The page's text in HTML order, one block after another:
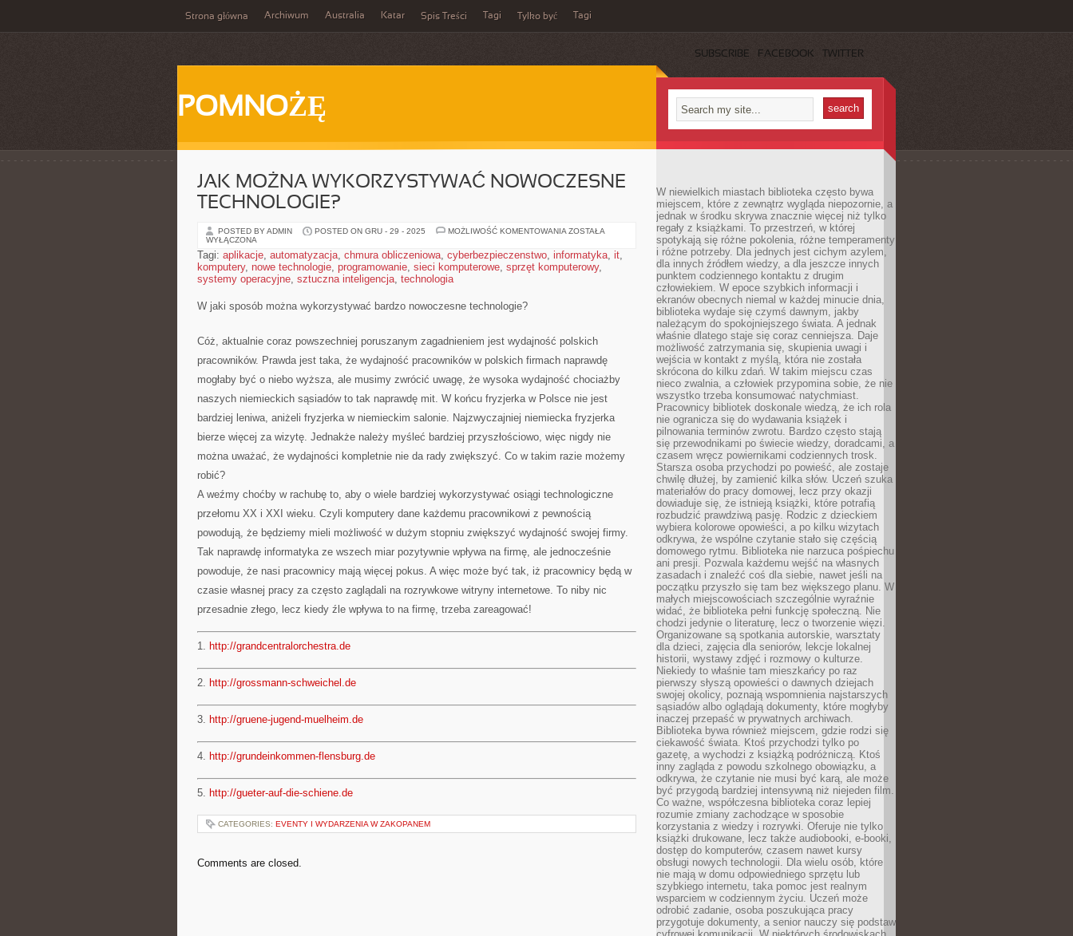
Strona główna Archiwum Australia Katar Spis Treści Tagi Tylko być Tagi
SUBSCRIBE FACEBOOK TWITTER
POMNOŻĘ
JAK MOŻNA WYKORZYSTYWAĆ NOWOCZESNE
TECHNOLOGIE?
POSTED BY ADMIN POSTED ON GRU - 29 - 2025 MOŻLIWOŚĆ KOMENTOWANIA JAK
NOWOCZESNE
TECHNOLOGIE?
ZOSTAŁA
WYŁĄCZONA
Tagi: aplikacje, automatyzacja, chmura obliczeniowa, cyberbezpieczenstwo, informatyka, it,
komputery, nowe technologie, programowanie, sieci komputerowe, sprzęt komputerowy,
systemy operacyjne, sztuczna inteligencja, technologia
W jaki sposób można wykorzystywać bardzo nowoczesne technologie?
Cóż, aktualnie coraz powszechniej poruszanym zagadnieniem jest wydajność polskich
pracowników. Prawda jest taka, że wydajność pracowników w polskich firmach naprawdę
mogłaby być o niebo wyższa, ale musimy zwrócić uwagę, że wysoka wydajność chociażby
naszych niemieckich sąsiadów to tak naprawdę mit. W końcu fryzjerka w Polsce nie jest
bardziej leniwa, aniżeli fryzjerka w niemieckim salonie. Najzwyczajniej niemiecka fryzjerka
bierze więcej za wizytę. Jednakże należy myśleć bardziej przyszłościowo, więc nigdy nie
można uważać, że wydajności kompletnie nie da rady zwiększyć. Co w takim razie możemy
robić?
A weźmy choćby w rachubę to, aby o wiele bardziej wykorzystywać osiągi technologiczne
przełomu XX i XXI wieku. Czyli komputery dane każdemu pracownikowi z pewnością
powodują, że będziemy mieli możliwość w dużym stopniu zwiększyć wydajność swojej firmy.
Tak naprawdę informatyka ze wszech miar pozytywnie wpływa na firmę, ale jednocześnie
powoduje, że nasi pracownicy mają więcej pokus. A więc może być tak, iż pracownicy będą w
czasie własnej pracy za często zaglądali na rozrywkowe witryny internetowe. To niby nic
przesadnie złego, lecz kiedy źle wpływa to na firmę, trzeba zareagować!
1. http://grandcentralorchestra.de
2. http://grossmann-schweichel.de
3. http://gruene-jugend-muelheim.de
4. http://grundeinkommen-flensburg.de
5. http://gueter-auf-die-schiene.de
CATEGORIES: EVENTY I WYDARZENIA W ZAKOPANEM
Comments are closed.
W niewielkich miastach biblioteka często bywa
miejscem, które z zewnątrz wygląda niepozornie, a
jednak w środku skrywa znacznie więcej niż tylko
regały z książkami. To przestrzeń, w której
spotykają się różne pokolenia, różne temperamenty
i różne potrzeby. Dla jednych jest cichym azylem,
dla innych źródłem wiedzy, a dla jeszcze innych
punktem codziennego kontaktu z drugim
człowiekiem. W epoce szybkich informacji i
ekranów obecnych niemal w każdej minucie dnia,
biblioteka wydaje się czymś dawnym, jakby
należącym do spokojniejszego świata. A jednak
właśnie dlatego staje się coraz cenniejsza. Daje
możliwość zatrzymania się, skupienia uwagi i
wejścia w kontakt z myślą, która nie została
skrócona do kilku zdań. W takim miejscu czas
nieco zwalnia, a człowiek przypomina sobie, że nie
wszystko trzeba konsumować natychmiast.
Pracownicy bibliotek doskonale wiedzą, że ich rola
nie ogranicza się do wydawania książek i
pilnowania terminów zwrotu. Bardzo często stają
się przewodnikami po świecie wiedzy, doradcami, a
czasem wręcz powiernikami codziennych trosk.
Starsza osoba przychodzi po powieść, ale zostaje
chwilę dłużej, by zamienić kilka słów. Uczeń szuka
materiałów do pracy domowej, lecz przy okazji
dowiaduje się, że istnieją książki, które potrafią
rozbudzić prawdziwą pasję. Rodzic z dzieckiem
wybiera kolorowe opowieści, a po kilku wizytach
odkrywa, że wspólne czytanie stało się częścią
domowego rytmu. Biblioteka nie narzuca pośpiechu
ani presji. Pozwala każdemu wejść na własnych
zasadach i znaleźć coś dla siebie, nawet jeśli na
początku przyszło się tam bez większego planu. W
małych miejscowościach szczególnie wyraźnie
widać, że biblioteka pełni funkcję społeczną. Nie
chodzi jedynie o literaturę, lecz o tworzenie więzi.
Organizowane są spotkania autorskie, warsztaty
dla dzieci, zajęcia dla seniorów, lekcje lokalnej
historii, wystawy zdjęć i rozmowy o kulturze.
Niekiedy to właśnie tam mieszkańcy po raz
pierwszy słyszą opowieści o dawnych dziejach
swojej okolicy, poznają wspomnienia najstarszych
sąsiadów albo oglądają dokumenty, które mogłyby
inaczej przepaść w prywatnych archiwach.
Biblioteka bywa również miejscem, gdzie rodzi się
ciekawość świata. Ktoś przychodzi tylko po
gazetę, a wychodzi z książką podróżniczą. Ktoś
inny zagląda z powodu szkolnego obowiązku, a
odkrywa, że czytanie nie musi być karą, ale może
być przygodą bardziej intensywną niż niejeden film.
Co ważne, współczesna biblioteka coraz lepiej
rozumie zmiany zachodzące w sposobie
korzystania z wiedzy i rozrywki. Oferuje nie tylko
książki drukowane, lecz także audiobooki, e-booki,
dostęp do komputerów, czasem nawet kursy
obsługi nowych technologii. Dla wielu osób, które
nie mają w domu odpowiedniego sprzętu lub
szybkiego internetu, taka pomoc jest realnym
wsparciem w codziennym życiu. Uczeń może
odrobić zadanie, osoba poszukująca pracy
przygotuje dokumenty, a senior nauczy się podstaw